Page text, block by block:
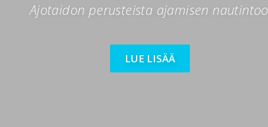
Ajotaidon perusteista ajamisen
LUE LISÄÄ